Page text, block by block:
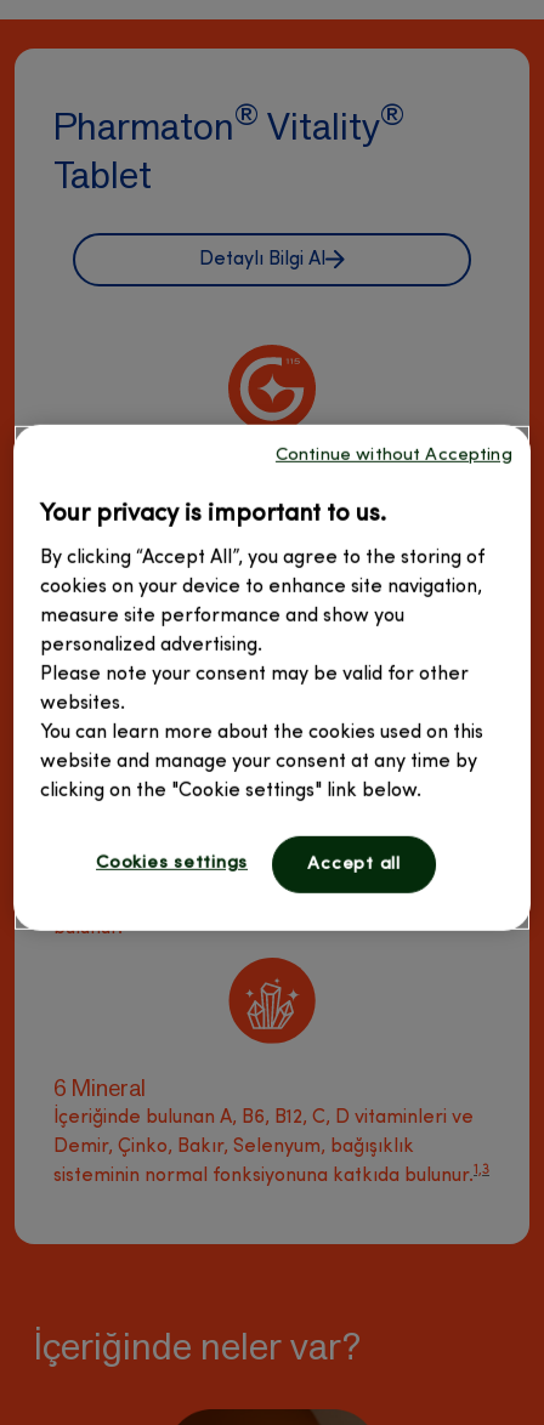
Pharmaton® Vitality®
Tablet
Detaylı Bilgi Al
Pharmaton Vitality
'nin içeriğinde bulunan
®
Ginseng G115®'in etkinliği birçok klinik
çalışmalarla kanıtlanmıştır. Standardize edilmiş
olması, her bir Ginseng G115®formunun eşit
miktarda ginseng içermesi anlamına gelir.
12 Vitamin
İçeriğinde bulunan, B2, B3, B5, B6, B12 vitaminleri
ve Biotin, Demir, Magnezyum, Manganez, Bakır
normal enerji oluşum metabolizmasına katkıda
bulunur.
6 Mineral
İçeriğinde bulunan A, B6, B12, C, D vitaminleri ve
Demir, Çinko, Bakır, Selenyum, bağışıklık
sisteminin normal fonksiyonuna katkıda bulunur.1,3
İçeriğinde neler var?
Your privacy is important to us.
By clicking “Accept All”, you agree to the storing of
cookies on your device to enhance site navigation,
measure site performance and show you
personalized advertising.
Please note your consent may be valid for other
websites.
You can learn more about the cookies used on this
website and manage your consent at any time by
clicking on the "Cookie settings" link below.
Cookies settings Accept all
Continue without Accepting